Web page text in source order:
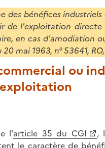
bénéfices
l'exploitation directe
en cas d'amodiation
mai 1963, n° 53641,
ou
l'article 35 du CGI
,